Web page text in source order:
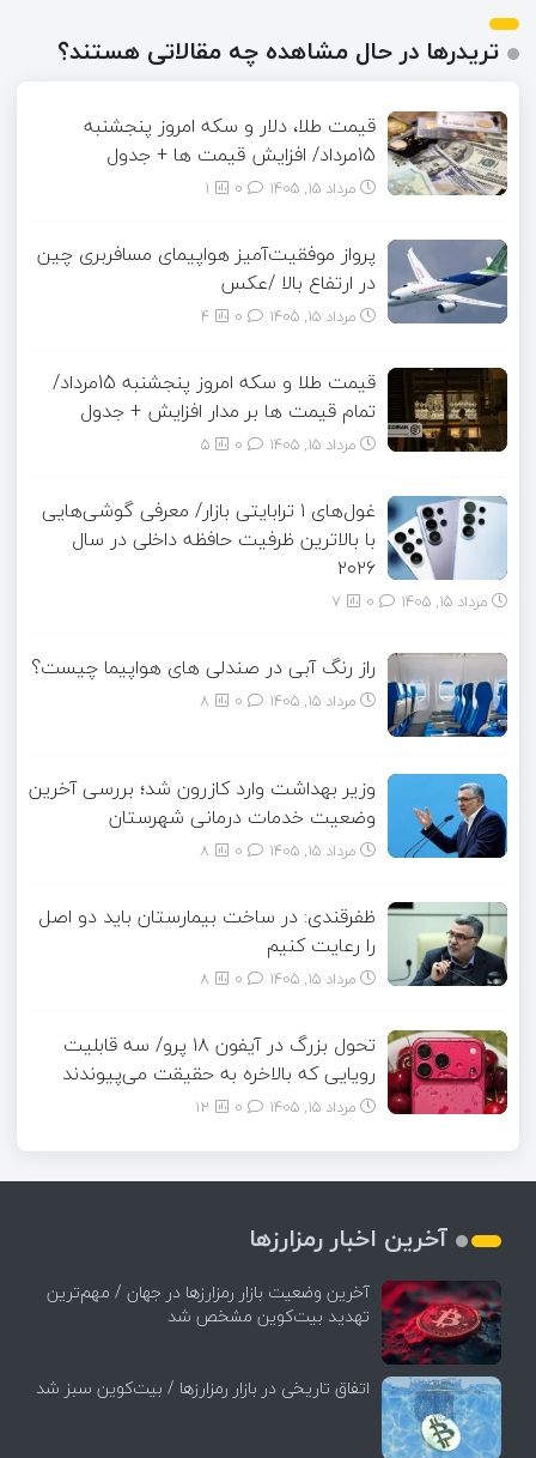
تریدرها در حال مشاهده چه مقالاتی هستند؟
قیمت طلا، دلار و سکه امروز پنجشنبه
15مرداد/ افزایش قیمت ها + جدول
مرداد ۱۵, ۱۴۰۵ 1
پرواز موفقیت‌آمیز هواپیمای مسافربری چین
در ارتفاع بالا /عکس
مرداد ۱۵, ۱۴۰۵ 4
قیمت طلا و سکه امروز پنجشنبه 15مرداد/
تمام قیمت ها بر مدار افزایش + جدول
مرداد ۱۵, ۱۴۰۵ 5
غول‌های ۱ ترابایتی بازار/ معرفی گوشی‌هایی
با بالاترین ظرفیت حافظه داخلی در سال
۲۰۲۶
مرداد ۱۵, ۱۴۰۵ 7
راز رنگ آبی در صندلی های هواپیما چیست؟
مرداد ۱۵, ۱۴۰۵ 8
وزیر بهداشت وارد کازرون شد؛ بررسی آخرین
وضعیت خدمات درمانی شهرستان
مرداد ۱۵, ۱۴۰۵ 8
ظفرقندی: در ساخت بیمارستان باید دو اصل
را رعایت کنیم
مرداد ۱۵, ۱۴۰۵ 8
تحول بزرگ در آیفون ۱۸ پرو/ سه قابلیت
رویایی که بالاخره به حقیقت می‌پیوندند
مرداد ۱۵, ۱۴۰۵ 12
آخرین اخبار رمزارزها
آخرین وضعیت بازار رمزارزها در جهان / مهم‌ترین
تهدید بیت‌کوین مشخص شد
اتفاق تاریخی در بازار رمزارزها / بیت‌کوین سبز شد